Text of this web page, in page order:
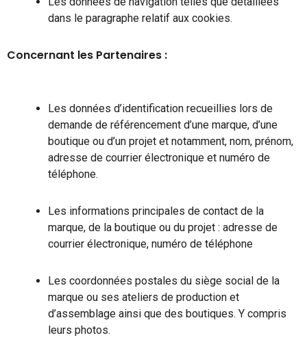
dans le paragraphe relatif aux cookies.
Concernant les Partenaires :
Les données d’identification recueillies lors de
demande de référencement d’une marque, d’une
boutique ou d’un projet et notamment, nom, prénom,
adresse de courrier électronique et numéro de
téléphone.
Les informations principales de contact de la
marque, de la boutique ou du projet : adresse de
courrier électronique, numéro de téléphone
Les coordonnées postales du siège social de la
marque ou ses ateliers de production et
d’assemblage ainsi que des boutiques. Y compris
leurs photos.